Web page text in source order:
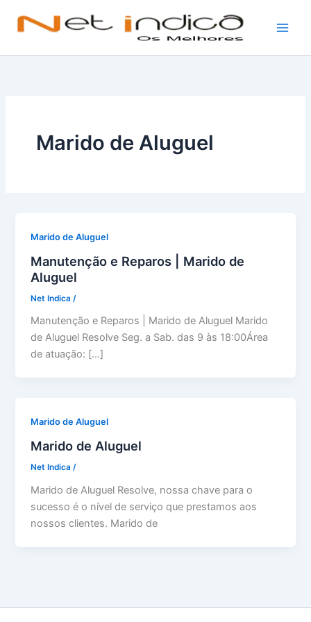
conteúdo
Marido de Aluguel
Marido de Aluguel
Manutenção e Reparos | Marido de
Aluguel
Net Indica /
Manutenção e Reparos | Marido de Aluguel Marido
de Aluguel Resolve Seg. a Sab. das 9 às 18:00Área
de atuação: […]
Marido de Aluguel
Marido de Aluguel
Net Indica/
Marido de Aluguel Resolve, nossa chave para o
sucesso é o nível de serviço que prestamos aos
nossos clientes. Marido de